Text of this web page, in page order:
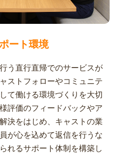
ート環境
う直行直帰でのサービスが
ストフォローやコミュニテ
て働ける環境づくりを大切
評価のフィードバックやア
決をはじめ、キャストの業
が心を込めて返信を行うな
れるサポート体制を構築し